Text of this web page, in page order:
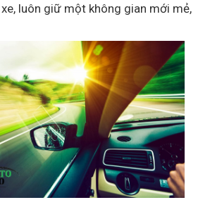
luôn giữ một không gian mới mẻ,